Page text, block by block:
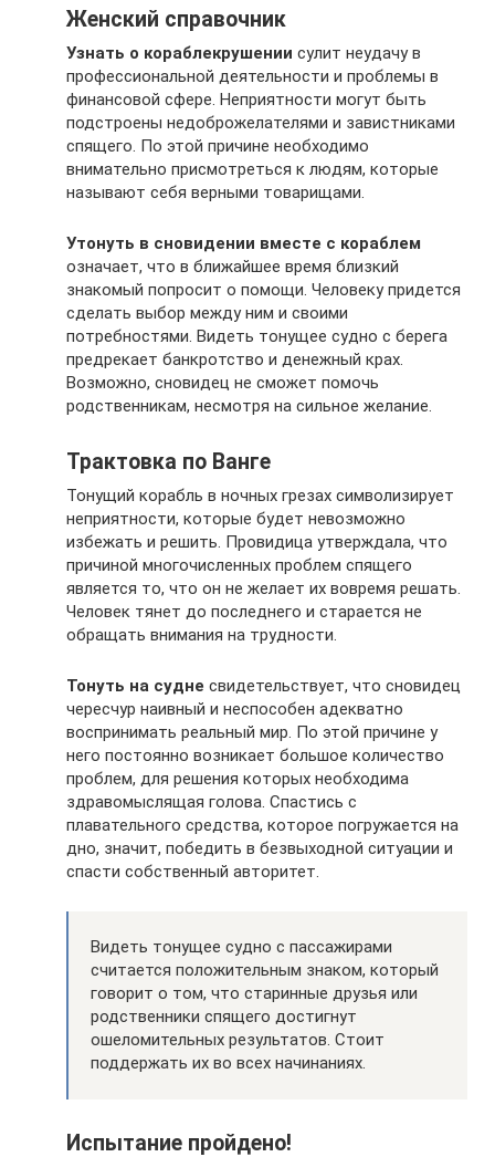
Женский справочник
Узнать о кораблекрушении сулит неудачу в
профессиональной деятельности и проблемы в
финансовой сфере. Неприятности могут быть
подстроены недоброжелателями и завистниками
спящего. По этой причине необходимо
внимательно присмотреться к людям, которые
называют себя верными товарищами.
Утонуть в сновидении вместе с кораблем
означает, что в ближайшее время близкий
знакомый попросит о помощи. Человеку придется
сделать выбор между ним и своими
потребностями. Видеть тонущее судно с берега
предрекает банкротство и денежный крах.
Возможно, сновидец не сможет помочь
родственникам, несмотря на сильное желание.
Трактовка по Ванге
Тонущий корабль в ночных грезах символизирует
неприятности, которые будет невозможно
избежать и решить. Провидица утверждала, что
причиной многочисленных проблем спящего
является то, что он не желает их вовремя решать.
Человек тянет до последнего и старается не
обращать внимания на трудности.
Тонуть на судне свидетельствует, что сновидец
чересчур наивный и неспособен адекватно
воспринимать реальный мир. По этой причине у
него постоянно возникает большое количество
проблем, для решения которых необходима
здравомыслящая голова. Спастись с
плавательного средства, которое погружается на
дно, значит, победить в безвыходной ситуации и
спасти собственный авторитет.
Видеть тонущее судно с пассажирами
считается положительным знаком, который
говорит о том, что старинные друзья или
родственники спящего достигнут
ошеломительных результатов. Стоит
поддержать их во всех начинаниях.
Испытание пройдено!